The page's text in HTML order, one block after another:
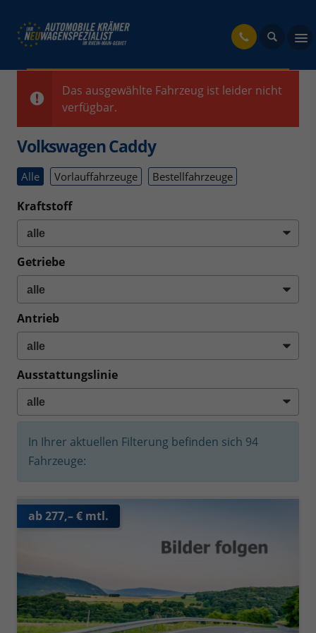
Das ausgewählte Fahrzeug ist leider nicht
verfügbar.
Volkswagen Caddy
Alle Vorlauffahrzeuge Bestellfahrzeuge
Kraftstoff
Getriebe
Antrieb
Ausstattungslinie
In Ihrer aktuellen Filterung befinden sich 94
Fahrzeuge:
ab 277,– € mtl.